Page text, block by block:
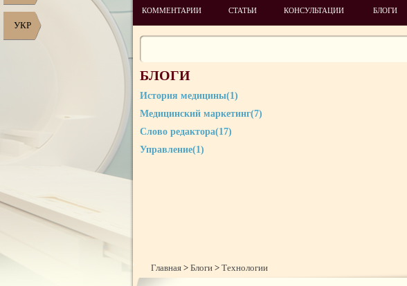
УКР
КОММЕНТАРИИ СТАТЬИ КОНСУЛЬТАЦИИ БЛОГИ
БЛОГИ
История медицины(1)
Медицинский маркетинг(7)
Слово редактора(17)
Управление(1)
Главная > Блоги > Технологии